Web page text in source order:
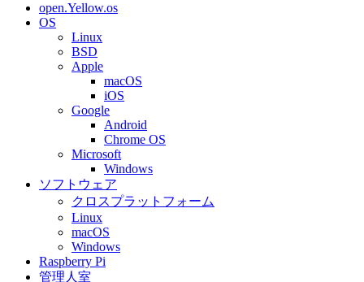
open.Yellow.os
OS
Linux
BSD
Apple
macOS
iOS
Google
Android
Chrome OS
Microsoft
Windows
ソフトウェア
クロスプラットフォーム
Linux
macOS
Windows
Raspberry Pi
管理人室